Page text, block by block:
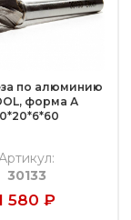
по алюминию
форма А
30133
580 ₽